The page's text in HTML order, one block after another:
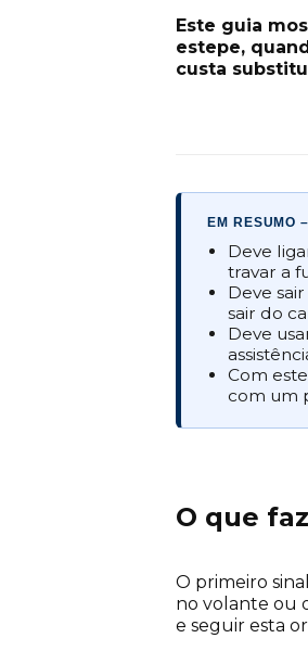
Este guia
estepe,
custa
EM RESUMO
Deve
travar a
Deve
sair do
Deve
Com
com um
O que
O primeiro
no volante ou
e seguir esta